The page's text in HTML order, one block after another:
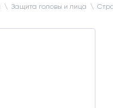
\ Защита головы и лица \